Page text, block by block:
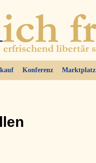
Konferenz Marktplatz